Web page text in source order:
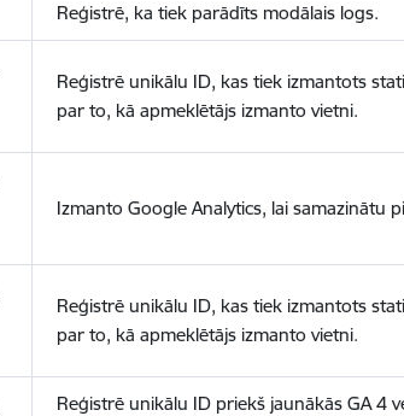
Reģistrē, ka tiek parādīts modālais logs.
Reģistrē unikālu ID, kas tiek izmantots
par to, kā apmeklētājs izmanto vietni.
Izmanto Google Analytics, lai samazinātu
Reģistrē unikālu ID, kas tiek izmantots
par to, kā apmeklētājs izmanto vietni.
Reģistrē unikālu ID priekš jaunākās GA 4